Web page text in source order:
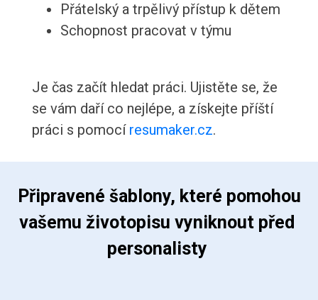
Přátelský a trpělivý přístup k dětem
Schopnost pracovat v týmu
Je čas začít hledat práci. Ujistěte se, že
se vám daří co nejlépe, a získejte příští
práci s pomocí resumaker.cz.
vašemu životopisu vyniknout před
personalisty